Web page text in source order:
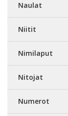
Naulat
Niitit
Nimilaput
Nitojat
Numerot